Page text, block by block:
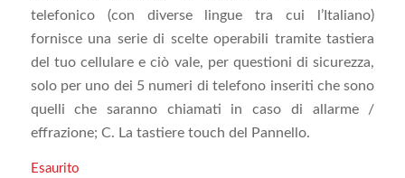
telefonico (con diverse lingue tra cui l’Italiano)
fornisce una serie di scelte operabili tramite tastiera
del tuo cellulare e ciò vale, per questioni di sicurezza,
solo per uno dei 5 numeri di telefono inseriti che sono
quelli che saranno chiamati in caso di allarme /
effrazione; C. La tastiere touch del Pannello.
Esaurito